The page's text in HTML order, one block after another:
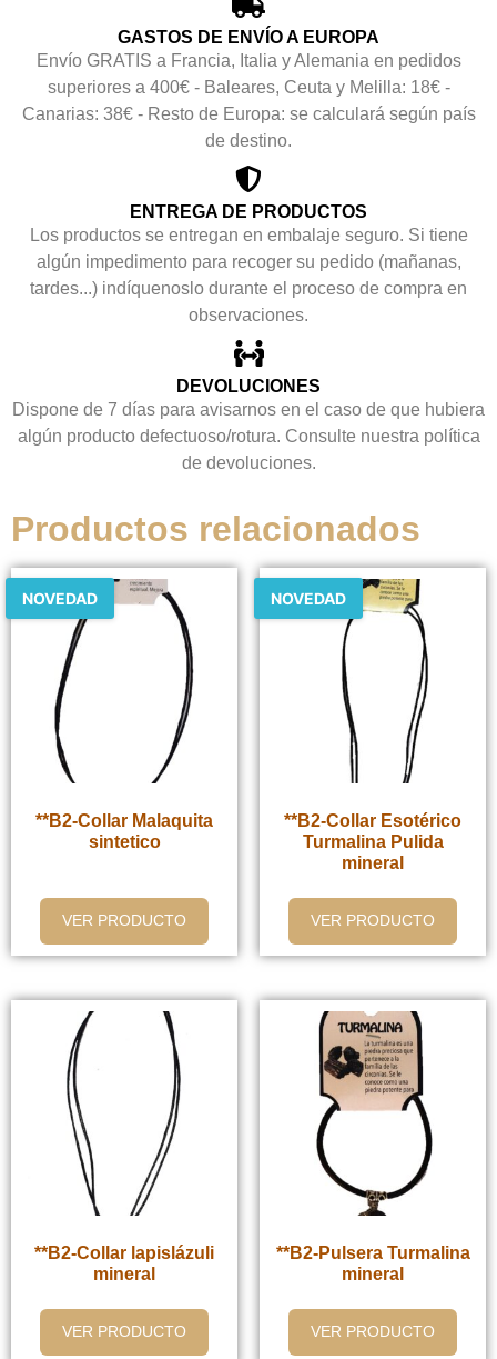
GASTOS DE ENVÍO A EUROPA
Envío GRATIS a Francia, Italia y Alemania en pedidos
superiores a 400€ - Baleares, Ceuta y Melilla: 18€ -
Canarias: 38€ - Resto de Europa: se calculará según país
de destino.
ENTREGA DE PRODUCTOS
Los productos se entregan en embalaje seguro. Si tiene
algún impedimento para recoger su pedido (mañanas,
tardes...) indíquenoslo durante el proceso de compra en
observaciones.
DEVOLUCIONES
Dispone de 7 días para avisarnos en el caso de que hubiera
algún producto defectuoso/rotura. Consulte nuestra política
de devoluciones.
Productos relacionados
NOVEDAD
**B2-Collar Malaquita
sintetico
VER PRODUCTO
NOVEDAD
**B2-Collar Esotérico
Turmalina Pulida
mineral
VER PRODUCTO
**B2-Collar lapislázuli
mineral
VER PRODUCTO
**B2-Pulsera Turmalina
mineral
VER PRODUCTO